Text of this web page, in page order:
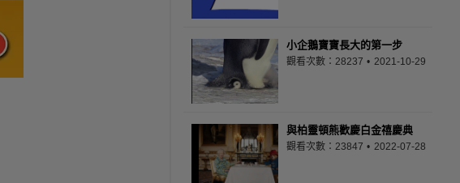
小企鵝寶寶長大的第一步
觀看次數：28237 2021-10-29
與柏靈頓熊歡慶白金禧慶典
觀看次數：23847 2022-07-28